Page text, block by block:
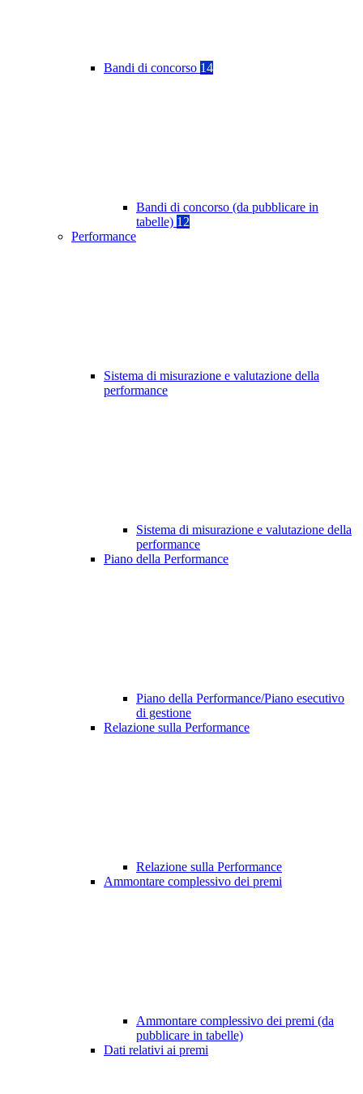
Bandi di concorso 14
Bandi di concorso (da pubblicare in
tabelle) 12
Performance
Sistema di misurazione e valutazione della
performance
Sistema di misurazione e valutazione della
performance
Piano della Performance
Piano della Performance/Piano esecutivo
di gestione
Relazione sulla Performance
Relazione sulla Performance
Ammontare complessivo dei premi
Ammontare complessivo dei premi (da
pubblicare in tabelle)
Dati relativi ai premi